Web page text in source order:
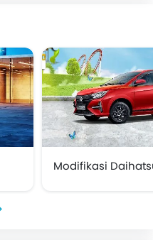
Modifikasi